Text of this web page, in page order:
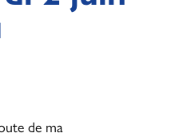
de ma